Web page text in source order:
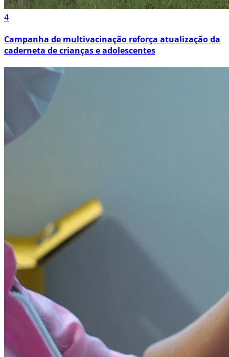
4
Campanha de multivacinação reforça atualização da
caderneta de crianças e adolescentes